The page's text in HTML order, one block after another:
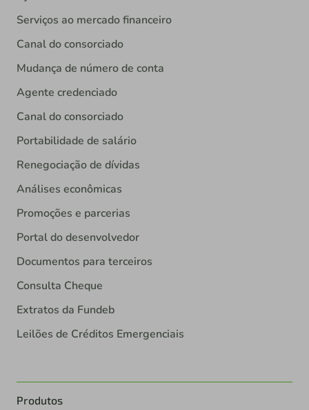
Serviços ao mercado financeiro
Canal do consorciado
Mudança de número de conta
Agente credenciado
Canal do consorciado
Portabilidade de salário
Renegociação de dívidas
Análises econômicas
Promoções e parcerias
Portal do desenvolvedor
Documentos para terceiros
Consulta Cheque
Extratos da Fundeb
Leilões de Créditos Emergenciais
Produtos